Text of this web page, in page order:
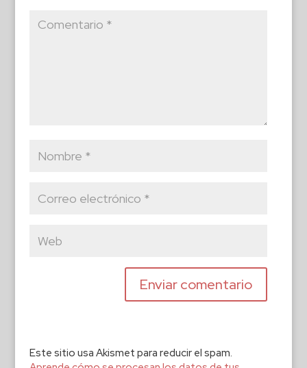
Este sitio usa Akismet para reducir el spam.